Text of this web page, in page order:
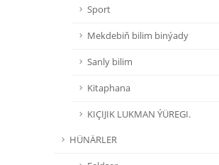
Sport
Mekdebiň bilim binýady
Sanly bilim
Kitaphana
KIÇIJIK LUKMAN ÝÜREGI.
HÜNÄRLER